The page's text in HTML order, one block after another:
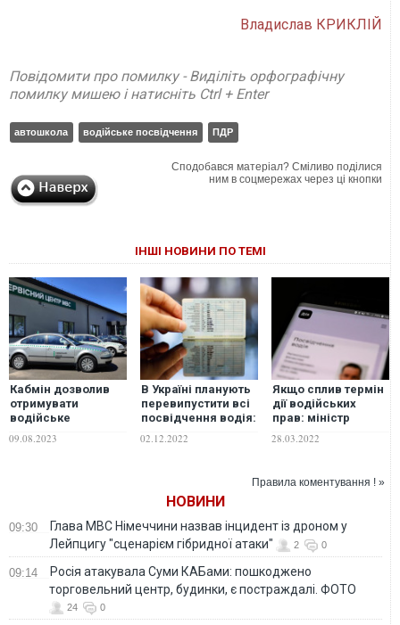
Владислав КРИКЛІЙ
Повідомити про помилку - Виділіть орфографічну
помилку мишею і натисніть Ctrl + Enter
автошкола водійське посвідчення ПДР
Сподобався матеріал? Сміливо поділися
ним в соцмережах через ці кнопки
ІНШІ НОВИНИ ПО ТЕМІ
Кабмін дозволив
отримувати
водійське
номерні знаки
09.08.2023
В Україні планують
перевипустити всі
посвідчення водія:
02.12.2022
Якщо сплив термін
дії водійських
прав: міністр
під час війни
28.03.2022
Правила коментування ! »
НОВИНИ
09:30
Глава МВС Німеччини назвав інцидент із дроном у
Лейпцигу "сценарієм гібридної атаки"
2 0
09:14
Росія атакувала Суми КАБами: пошкоджено
торговельний центр, будинки, є постраждалі. ФОТО
24 0